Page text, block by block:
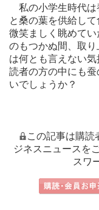
私の小学生時代は
と桑の葉を供給し
微笑ましく眺めて
のもつかぬ間、取
は何とも言えない気
読者の方の中にも
いでしょうか？
この記事は購読
ジネスニュースを
スワ